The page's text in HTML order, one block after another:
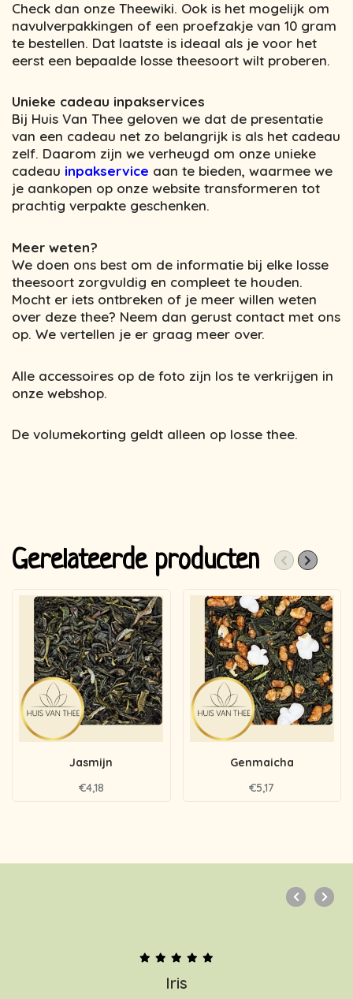
Check dan onze Theewiki. Ook is het mogelijk om
navulverpakkingen of een proefzakje van 10 gram
te bestellen. Dat laatste is ideaal als je voor het
eerst een bepaalde losse theesoort wilt proberen.
Unieke cadeau inpakservices
Bij Huis Van Thee geloven we dat de presentatie
van een cadeau net zo belangrijk is als het cadeau
zelf. Daarom zijn we verheugd om onze unieke
cadeau inpakservice aan te bieden, waarmee we
je aankopen op onze website transformeren tot
prachtig verpakte geschenken.
Meer weten?
We doen ons best om de informatie bij elke losse
theesoort zorgvuldig en compleet te houden.
Mocht er iets ontbreken of je meer willen weten
over deze thee? Neem dan gerust contact met ons
op. We vertellen je er graag meer over.
Alle accessoires op de foto zijn los te verkrijgen in
onze webshop.
De volumekorting geldt alleen op losse thee.
Gerelateerde producten
Jasmijn
€4,18
Genmaicha
€5,17
Iris